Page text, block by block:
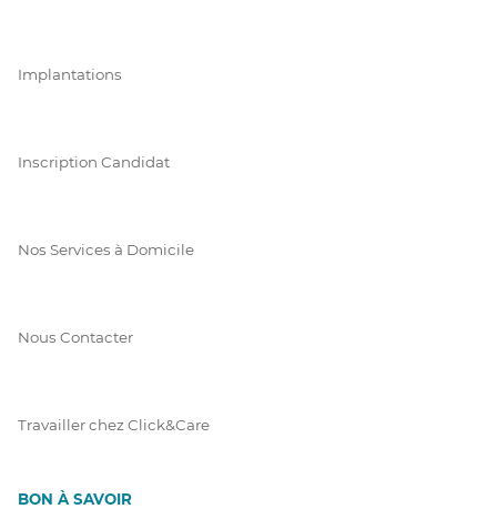
Implantations
Inscription Candidat
Nos Services à Domicile
Nous Contacter
Travailler chez Click&Care
BON À SAVOIR